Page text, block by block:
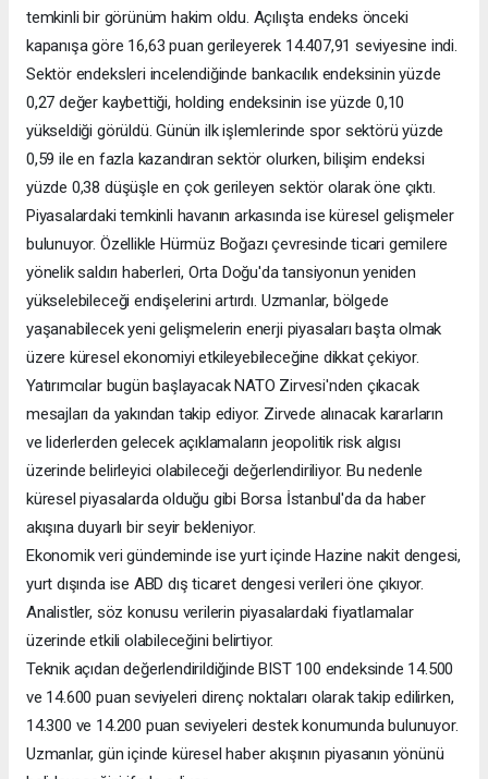
temkinli bir görünüm hakim oldu. Açılışta endeks önceki
kapanışa göre 16,63 puan gerileyerek 14.407,91 seviyesine indi.
Sektör endeksleri incelendiğinde bankacılık endeksinin yüzde
0,27 değer kaybettiği, holding endeksinin ise yüzde 0,10
yükseldiği görüldü. Günün ilk işlemlerinde spor sektörü yüzde
0,59 ile en fazla kazandıran sektör olurken, bilişim endeksi
yüzde 0,38 düşüşle en çok gerileyen sektör olarak öne çıktı.
Piyasalardaki temkinli havanın arkasında ise küresel gelişmeler
bulunuyor. Özellikle Hürmüz Boğazı çevresinde ticari gemilere
yönelik saldırı haberleri, Orta Doğu'da tansiyonun yeniden
yükselebileceği endişelerini artırdı. Uzmanlar, bölgede
yaşanabilecek yeni gelişmelerin enerji piyasaları başta olmak
üzere küresel ekonomiyi etkileyebileceğine dikkat çekiyor.
Yatırımcılar bugün başlayacak NATO Zirvesi'nden çıkacak
mesajları da yakından takip ediyor. Zirvede alınacak kararların
ve liderlerden gelecek açıklamaların jeopolitik risk algısı
üzerinde belirleyici olabileceği değerlendiriliyor. Bu nedenle
küresel piyasalarda olduğu gibi Borsa İstanbul'da da haber
akışına duyarlı bir seyir bekleniyor.
Ekonomik veri gündeminde ise yurt içinde Hazine nakit dengesi,
yurt dışında ise ABD dış ticaret dengesi verileri öne çıkıyor.
Analistler, söz konusu verilerin piyasalardaki fiyatlamalar
üzerinde etkili olabileceğini belirtiyor.
Teknik açıdan değerlendirildiğinde BIST 100 endeksinde 14.500
ve 14.600 puan seviyeleri direnç noktaları olarak takip edilirken,
14.300 ve 14.200 puan seviyeleri destek konumunda bulunuyor.
Uzmanlar, gün içinde küresel haber akışının piyasanın yönünü